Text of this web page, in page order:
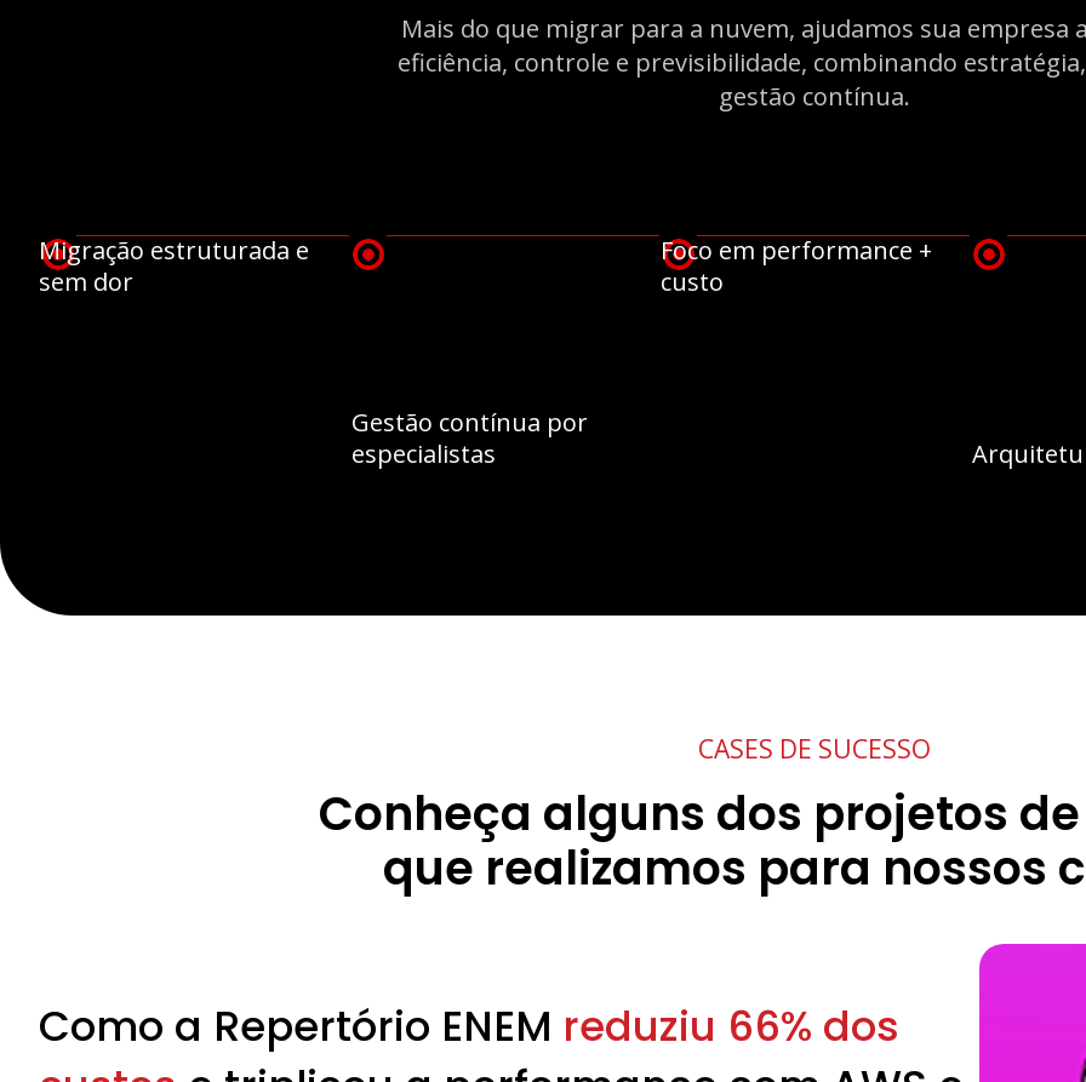
Mais do que migrar para a nuvem, ajudamos sua empresa
eficiência, controle e previsibilidade, combinando
gestão contínua.
Migração estruturada e
sem dor
Gestão contínua por
especialistas
Foco em performance +
custo
CASES DE SUCESSO
Conheça alguns dos projetos
que realizamos para nossos
Como a Repertório ENEM reduziu 66% dos